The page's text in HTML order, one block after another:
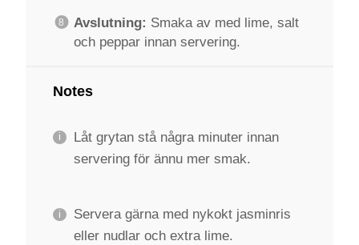
Avslutning: Smaka av med lime, salt
och peppar innan servering.
Notes
Låt grytan stå några minuter innan
servering för ännu mer smak.
Servera gärna med nykokt jasminris
eller nudlar och extra lime.